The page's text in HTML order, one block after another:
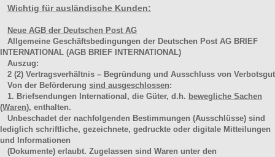
Wichtig für ausländische Kunden:
Neue AGB der Deutschen Post AG
Allgemeine Geschäftsbedingungen der Deutschen Post AG BRIEF
INTERNATIONAL (AGB BRIEF INTERNATIONAL)
Auszug:
2 (2) Vertragsverhältnis – Begründung und Ausschluss von Verbotsgut
Von der Beförderung sind ausgeschlossen:
1. Briefsendungen International, die Güter, d.h. bewegliche Sachen
(Waren), enthalten.
Unbeschadet der nachfolgenden Bestimmungen (Ausschlüsse) sind
lediglich schriftliche, gezeichnete, gedruckte oder digitale Mitteilungen
und Informationen
(Dokumente) erlaubt. Zugelassen sind Waren unter den